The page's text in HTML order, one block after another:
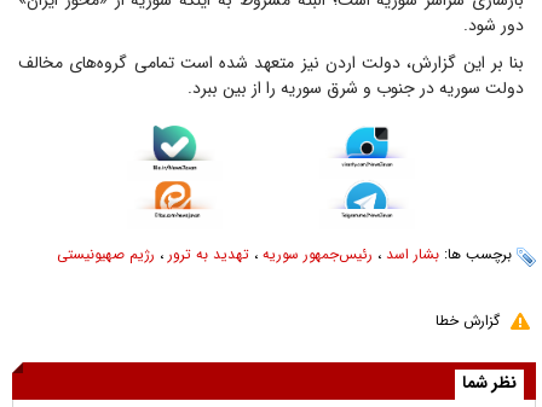
دور شود.
بنا بر این گزارش، دولت اردن نیز متعهد شده است تمامی گروه‌های مخالف
دولت سوریه در جنوب و شرق سوریه را از بین ببرد.
برچسب ها: بشار اسد ، رئیس‌جمهور سوریه ، تهدید به ترور ، رژیم صهیونیستی
گزارش خطا
نظر شما